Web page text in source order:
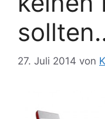
27. Juli 2014 von